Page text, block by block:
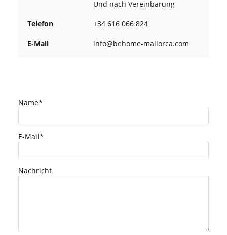
Und nach Vereinbarung
Telefon +34 616 066 824
E-Mail moc.a
croll
am-em
oheb@
ofni
Name*
E-Mail*
Nachricht